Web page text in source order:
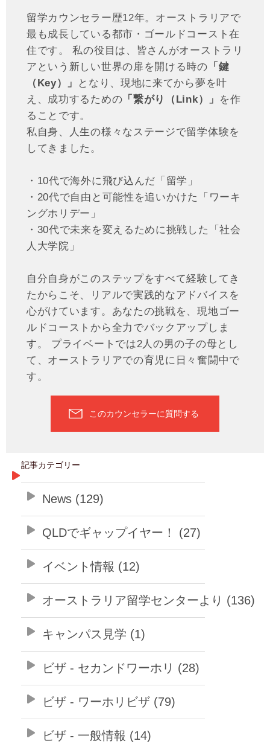
留学カウンセラー歴12年。オーストラリアで
最も成長している都市・ゴールドコースト在
住です。 私の役目は、皆さんがオーストラリ
アという新しい世界の扉を開ける時の 「鍵
（Key）」
となり、現地に来てから夢を叶
え、成功するための 「繋がり（Link）」 を作
ることです。
私自身、人生の様々なステージで留学体験を
してきました。
・10代で海外に飛び込んだ「留学」
・20代で自由と可能性を追いかけた「ワーキ
ングホリデー」
・30代で未来を変えるために挑戦した「社会
人大学院」
自分自身がこのステップをすべて経験してき
たからこそ、リアルで実践的なアドバイスを
心がけています。あなたの挑戦を、現地ゴー
ルドコーストから全力でバックアップしま
す。 プライベートでは2人の男の子の母とし
て、オーストラリアでの育児に日々奮闘中で
す。
このカウンセラーに質問する
記事カテゴリー
News (129)
QLDでギャップイヤー！ (27)
イベント情報 (12)
オーストラリア留学センターより (136)
キャンパス見学 (1)
ビザ - セカンドワーホリ (28)
ビザ - ワーホリビザ (79)
ビザ - 一般情報 (14)